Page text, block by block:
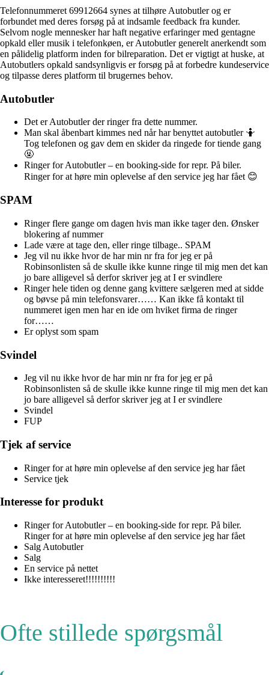
Telefonnummeret 69912664 synes at tilhøre Autobutler og er
forbundet med deres forsøg på at indsamle feedback fra kunder.
Selvom nogle mennesker har haft negative erfaringer med gentagne
opkald eller musik i telefonkøen, er Autobutler generelt anerkendt som
en pålidelig platform inden for bilreparation. Det er vigtigt at huske, at
Autobutlers opkald sandsynligvis er forsøg på at forbedre kundeservice
og tilpasse deres platform til brugernes behov.
Autobutler
Det er Autobutler der ringer fra dette nummer.
Man skal åbenbart kimmes ned når har benyttet autobutler 🤷
Tog telefonen og gav dem en skider da ringede for tiende gang
🤬
Ringer for Autobutler – en booking-side for repr. På biler.
Ringer for at høre min oplevelse af den service jeg har fået 😊
SPAM
Ringer flere gange om dagen hvis man ikke tager den. Ønsker
blokering af nummer
Lade være at tage den, eller ringe tilbage.. SPAM
Jeg vil nu ikke hvor de har min nr fra for jeg er på
Robinsonlisten så de skulle ikke kunne ringe til mig men det kan
jo bare alligevel så derfor skriver jeg at I er svindlere
Ringer hele tiden og denne gang kvittere sælgeren med at sidde
og bøvse på min telefonsvarer…… Kan ikke få kontakt til
nummeret igen men har en ide om hviket firma de ringer
for……
Er oplyst som spam
Svindel
Jeg vil nu ikke hvor de har min nr fra for jeg er på
Robinsonlisten så de skulle ikke kunne ringe til mig men det kan
jo bare alligevel så derfor skriver jeg at I er svindlere
Svindel
FUP
Tjek af service
Ringer for at høre min oplevelse af den service jeg har fået
Service tjek
Interesse for produkt
Ringer for Autobutler – en booking-side for repr. På biler.
Ringer for at høre min oplevelse af den service jeg har fået
Salg Autobutler
Salg
En service på nettet
Ikke interesseret!!!!!!!!!!
Ofte stillede spørgsmål